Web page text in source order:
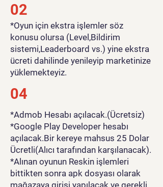
02
*Oyun için ekstra işlemler söz
konusu olursa (Level,Bildirim
sistemi,Leaderboard vs.) yine ekstra
ücreti dahilinde yenileyip marketinize
yüklemekteyiz.
04
*Admob Hesabı açılacak.(Ücretsiz)
*Google Play Developer hesabı
açılacak.Bir kereye mahsus 25 Dolar
Ücretli(Alıcı tarafından karşılanacak).
*Alınan oyunun Reskin işlemleri
bittikten sonra apk dosyası olarak
mağazaya girişi yapılacak ve gerekli